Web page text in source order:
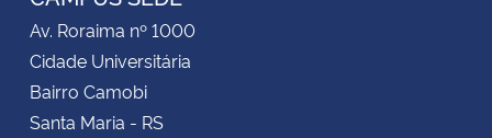
Av. Roraima nº 1000
Cidade Universitária
Bairro Camobi
Santa Maria - RS